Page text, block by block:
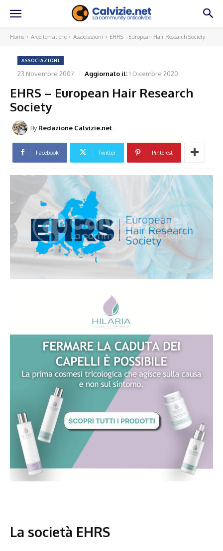
Home Aree tematiche Associazioni EHRS - European Hair Research Society
ASSOCIAZIONI
23 Novembre 2007 Aggiornato il:1 Dicembre 2020
EHRS – European Hair Research
Society
By Redazione Calvizie.net
Facebook Twitter Pinterest
La società EHRS